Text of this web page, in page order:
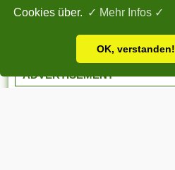
Cookies über. ✓ Mehr Infos ✓
OK, verstanden!
ADVERTISEMENT